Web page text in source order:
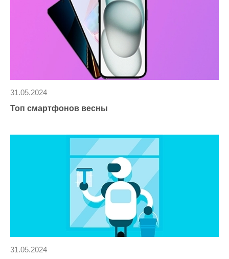
Топ смартфонов весны
31.05.2024
31.05.2024